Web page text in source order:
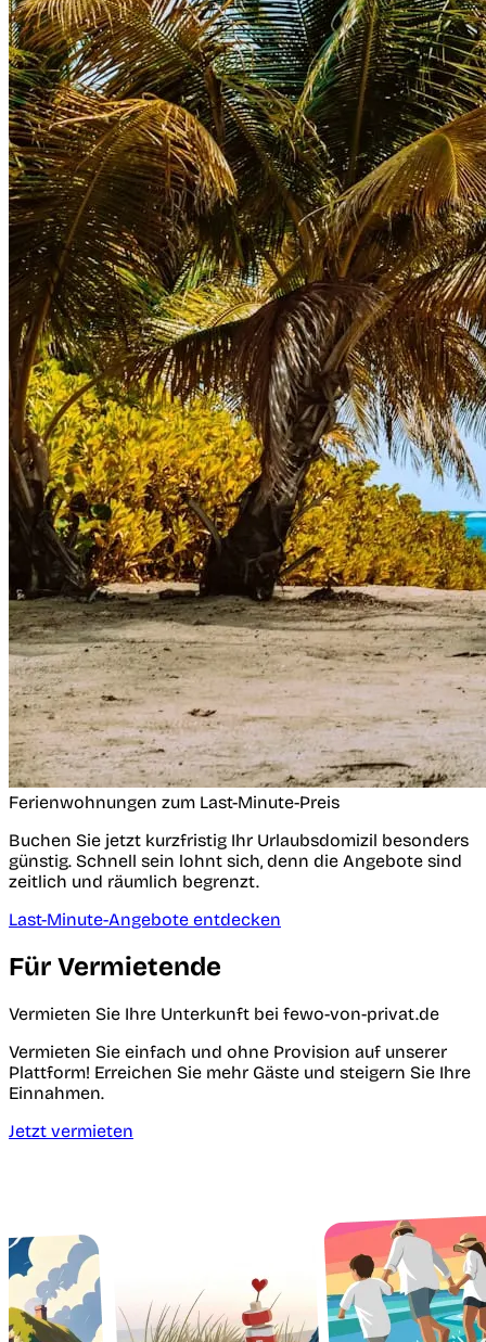
Ferienwohnungen zum Last-Minute-Preis
Buchen Sie jetzt kurzfristig Ihr Urlaubsdomizil besonders
günstig. Schnell sein lohnt sich, denn die Angebote sind
zeitlich und räumlich begrenzt.
Last-Minute-Angebote entdecken
Für Vermietende
Vermieten Sie Ihre Unterkunft bei fewo-von-privat.de
Vermieten Sie einfach und ohne Provision auf unserer
Plattform! Erreichen Sie mehr Gäste und steigern Sie Ihre
Einnahmen.
Jetzt vermieten